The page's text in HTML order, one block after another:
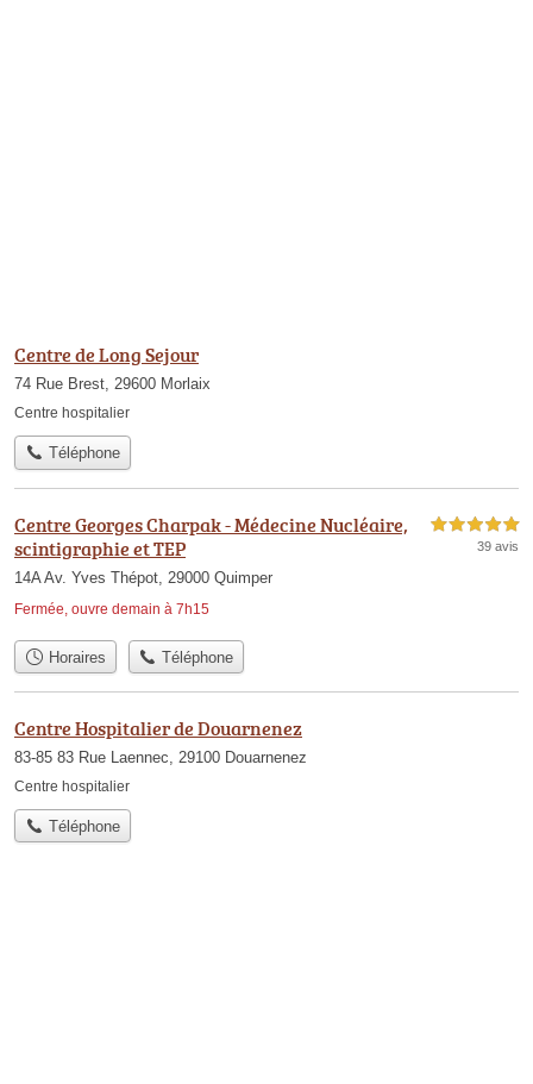
Centre de Long Sejour
74 Rue Brest, 29600 Morlaix
Centre hospitalier
Téléphone
Centre Georges Charpak - Médecine Nucléaire,
scintigraphie et TEP
14A Av. Yves Thépot, 29000 Quimper
Fermée, ouvre demain à 7h15
5,0 étoiles sur 5
39 avis
Horaires Téléphone
Centre Hospitalier de Douarnenez
83-85 83 Rue Laennec, 29100 Douarnenez
Centre hospitalier
Téléphone